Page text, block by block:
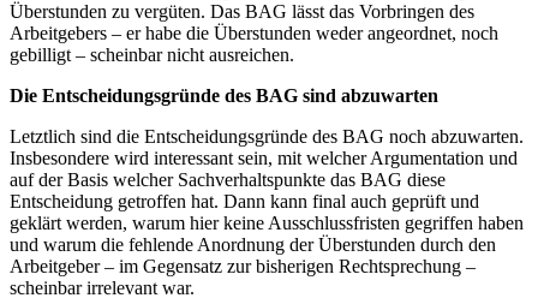
Überstunden zu vergüten. Das BAG lässt das Vorbringen des
Arbeitgebers – er habe die Überstunden weder angeordnet, noch
gebilligt – scheinbar nicht ausreichen.
Die Entscheidungsgründe des BAG sind abzuwarten
Letztlich sind die Entscheidungsgründe des BAG noch abzuwarten.
Insbesondere wird interessant sein, mit welcher Argumentation und
auf der Basis welcher Sachverhaltspunkte das BAG diese
Entscheidung getroffen hat. Dann kann final auch geprüft und
geklärt werden, warum hier keine Ausschlussfristen gegriffen haben
und warum die fehlende Anordnung der Überstunden durch den
Arbeitgeber – im Gegensatz zur bisherigen Rechtsprechung –
scheinbar irrelevant war.